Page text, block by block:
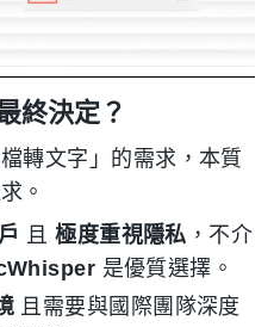
終決定？
轉文字」的需求，本質
。
且極度重視隱私 ，不介
是優質選擇。
且需要與國際團隊深度